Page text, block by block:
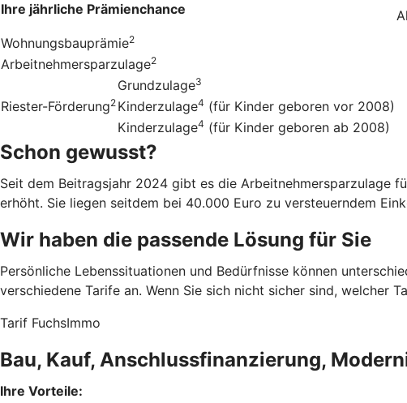
Ihre jährliche Prämienchance
Wohnungsbauprämie2
Arbeitnehmersparzulage2
Riester-Förderung2
Grundzulage3
Kinderzulage4 (für Kinder geboren vor 2008)
Kinderzulage4 (für Kinder geboren ab 2008)
Schon gewusst?
Seit dem Beitragsjahr 2024 gibt es die Arbeitnehmersparzulage
erhöht. Sie liegen seitdem bei 40.000 Euro zu versteuerndem
Wir haben die passende Lösung für Sie
Persönliche Lebenssituationen und Bedürfnisse können
verschiedene Tarife an. Wenn Sie sich nicht sicher sind, welcher
Tarif FuchsImmo
Bau, Kauf, Anschlussfinanzierung,
Ihre Vorteile: